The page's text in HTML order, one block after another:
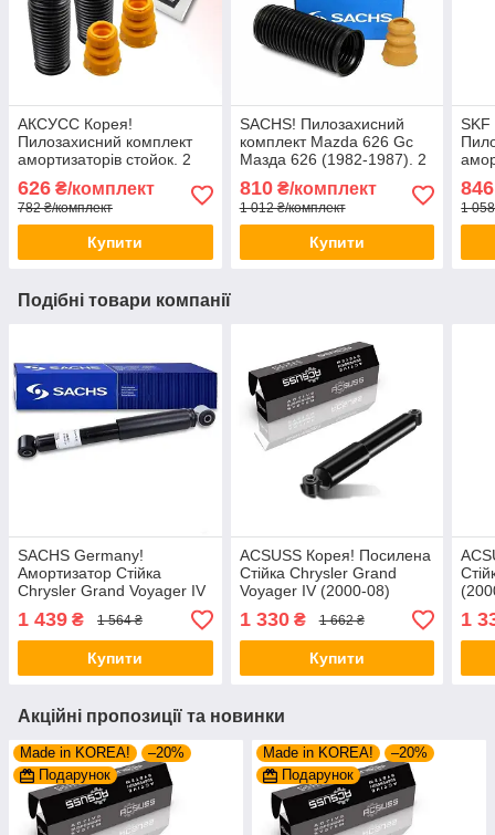
АКСУСС Корея!
Пилозахисний комплект
амортизаторів стойок. 2
626 ₴/комплект
782 ₴/комплект
Купити
SACHS! Пилозахисний
комплект Mazda 626 Gc
Мазда 626 (1982-1987). 2
Заднього амортизатора
стійки
810₴/комплект
1 012 ₴/комплект
Купити
SKF
846
1
Подібні товари компанії
SACHS Germany!
Амортизатор Стійка
Chrysler Grand Voyager IV
(2000-08) Крайслер Гранд
Вояжер IV. Задній. 200687
, 344080
1 439 ₴ 1 564 ₴
Купити
ACSUSS Корея! Посилена
Стійка Chrysler Grand
Voyager IV (2000-08)
Крайслер Гранд Вояжер
IV. Задня. 200687 , 344080
1 330₴ 1 662 ₴
Купити
,1
Акційні пропозиції та новинки
Made in KOREA!
–20%
Подарунок
Made in KOREA!
–20%
Подарунок